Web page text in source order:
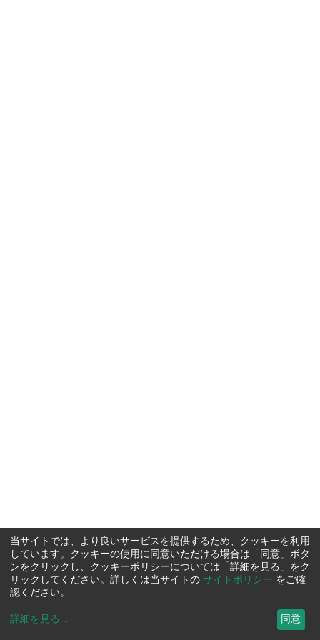
当サイトでは、より良いサービスを提供するため、クッキーを利用
しています。クッキーの使用に同意いただける場合は「同意」ボタ
ンをクリックし、クッキーポリシーについては「詳細を見る」をク
リックしてください。詳しくは当サイトの サイトポリシー をご確
認ください。
詳細を見る ... 同意